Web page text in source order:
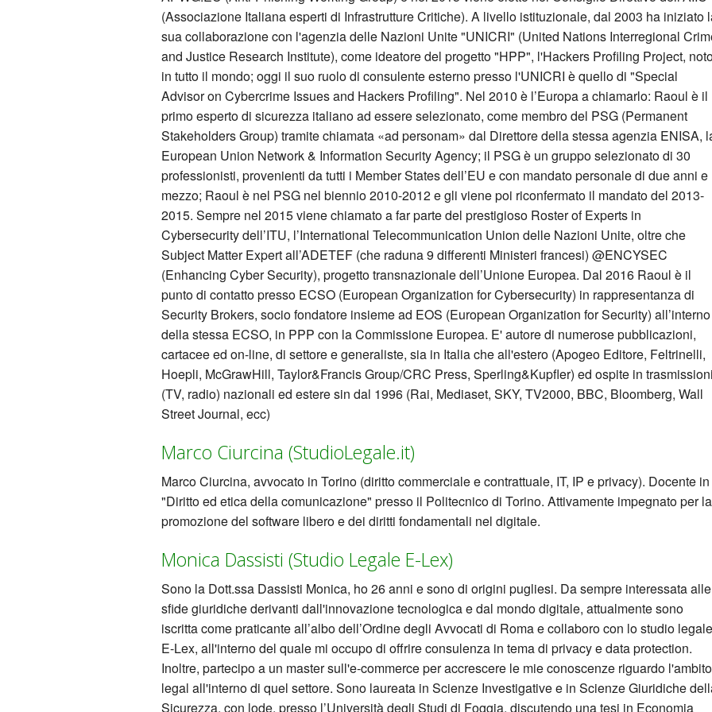
(Associazione Italiana esperti di Infrastrutture Critiche). A livello istituzionale, dal 2003 ha iniziato
sua collaborazione con l'agenzia delle Nazioni Unite "UNICRI" (United Nations Interregional
and Justice Research Institute), come ideatore del progetto "HPP", l'Hackers Profiling Project,
in tutto il mondo; oggi il suo ruolo di consulente esterno presso l'UNICRI è quello di "Special
Advisor on Cybercrime Issues and Hackers Profiling". Nel 2010 è l’Europa a chiamarlo: Raoul è il
primo esperto di sicurezza italiano ad essere selezionato, come membro del PSG (Permanent
Stakeholders Group) tramite chiamata «ad personam» dal Direttore della stessa agenzia ENISA,
European Union Network & Information Security Agency; il PSG è un gruppo selezionato di 30
professionisti, provenienti da tutti i Member States dell’EU e con mandato personale di due anni e
mezzo; Raoul è nel PSG nel biennio 2010-2012 e gli viene poi riconfermato il mandato del 2013-
2015. Sempre nel 2015 viene chiamato a far parte del prestigioso Roster of Experts in
Cybersecurity dell’ITU, l’International Telecommunication Union delle Nazioni Unite, oltre che
Subject Matter Expert all’ADETEF (che raduna 9 differenti Ministeri francesi) @ENCYSEC
(Enhancing Cyber Security), progetto transnazionale dell’Unione Europea. Dal 2016 Raoul è il
punto di contatto presso ECSO (European Organization for Cybersecurity) in rappresentanza di
Security Brokers, socio fondatore insieme ad EOS (European Organization for Security) all’interno
della stessa ECSO, in PPP con la Commissione Europea. E' autore di numerose pubblicazioni,
cartacee ed on-line, di settore e generaliste, sia in Italia che all'estero (Apogeo Editore, Feltrinelli,
Hoepli, McGrawHill, Taylor&Francis Group/CRC Press, Sperling&Kupfler) ed ospite in trasmissioni
(TV, radio) nazionali ed estere sin dal 1996 (Rai, Mediaset, SKY, TV2000, BBC, Bloomberg, Wall
Street Journal, ecc)
Marco Ciurcina (StudioLegale.it)
Marco Ciurcina, avvocato in Torino (diritto commerciale e contrattuale, IT, IP e privacy). Docente in
"Diritto ed etica della comunicazione" presso il Politecnico di Torino. Attivamente impegnato per la
promozione del software libero e dei diritti fondamentali nel digitale.
Monica Dassisti (Studio Legale E-Lex)
Sono la Dott.ssa Dassisti Monica, ho 26 anni e sono di origini pugliesi. Da sempre interessata alle
sfide giuridiche derivanti dall'innovazione tecnologica e dal mondo digitale, attualmente sono
iscritta come praticante all’albo dell’Ordine degli Avvocati di Roma e collaboro con lo studio legale
E-Lex, all'interno del quale mi occupo di offrire consulenza in tema di privacy e data protection.
Inoltre, partecipo a un master sull'e-commerce per accrescere le mie conoscenze riguardo l'ambito
legal all'interno di quel settore. Sono laureata in Scienze Investigative e in Scienze Giuridiche
Sicurezza, con lode, presso l’Università degli Studi di Foggia, discutendo una tesi in Economia